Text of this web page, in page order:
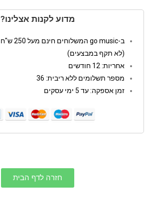
מדוע לקנות אצלינו?
ב-go music המשלוחים חינם מעל 250 ש"ח
(לא תקף במבצעים)
אחריות: 12 חודשים
מספר תשלומים ללא ריבית: 36
זמן אספקה: עד 5 ימי עסקים
חזרה לדף הבית